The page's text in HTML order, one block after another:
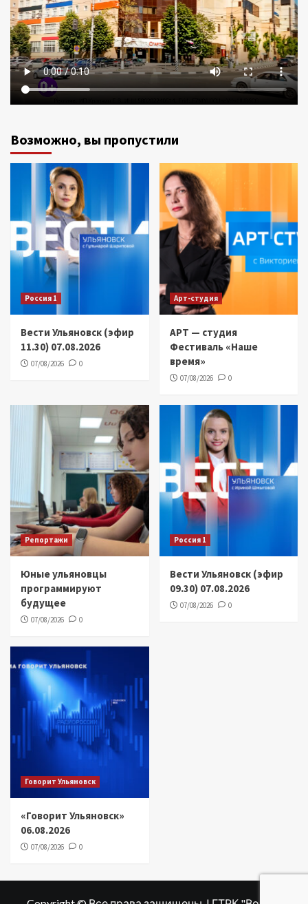
Возможно, вы пропустили
Россия 1
Вести Ульяновск (эфир
11.30) 07.08.2026
07/08/2026 0
Арт-студия
АРТ — студия
Фестиваль «Наше
время»
07/08/2026 0
Репортажи
Юные ульяновцы
программируют
будущее
07/08/2026 0
Россия 1
Вести Ульяновск (эфир
09.30) 07.08.2026
07/08/2026 0
Говорит Ульяновск
«Говорит Ульяновск»
06.08.2026
07/08/2026 0